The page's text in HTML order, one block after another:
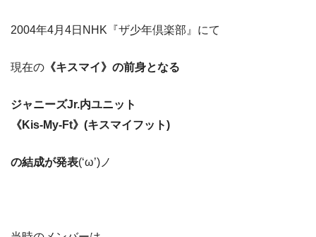
2004年4月4日NHK『ザ少年倶楽部』にて
現在の 《キスマイ》の前身となる
ジャニーズJr.内ユニット
《Kis-My-Ft》(キスマイフット)
の結成が発表(‘ω’)ノ